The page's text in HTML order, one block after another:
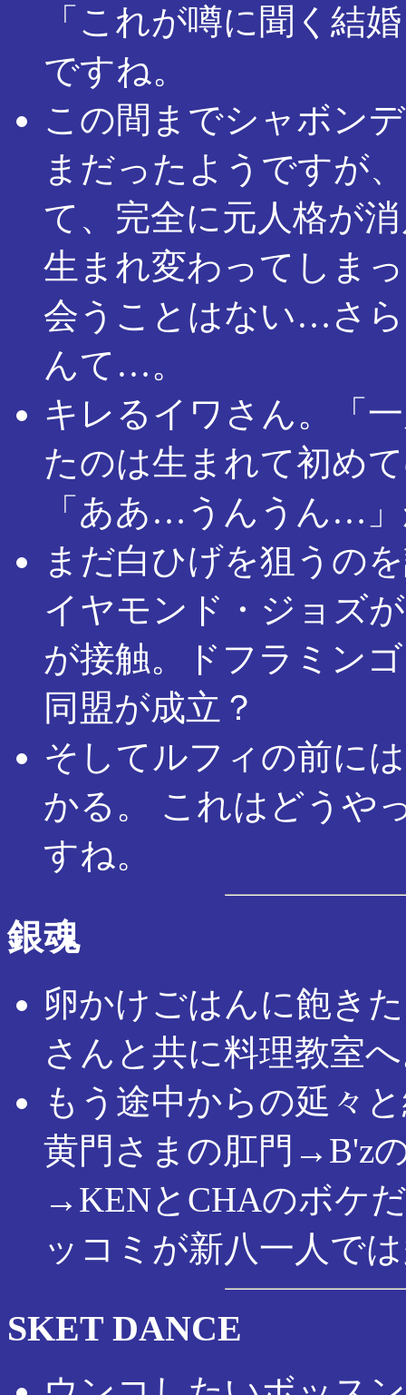
「これが噂に聞く結
ですね。
この間までシャボン
まだったようですが
て、完全に元人格が
生まれ変わってしま
会うことはない…さ
んて…。
キレるイワさん。「
たのは生まれて初め
「ああ…うんうん…
まだ白ひげを狙うの
イヤモンド・ジョズ
が接触。ドフラミン
同盟が成立？
そしてルフィの前に
かる。 これはどうや
すね。
銀魂
卵かけごはんに飽き
さんと共に料理教室
もう途中からの延々
黄門さまの肛門→B'z
→KENとCHAのボケ
ッコミが新八一人で
SKET DANCE